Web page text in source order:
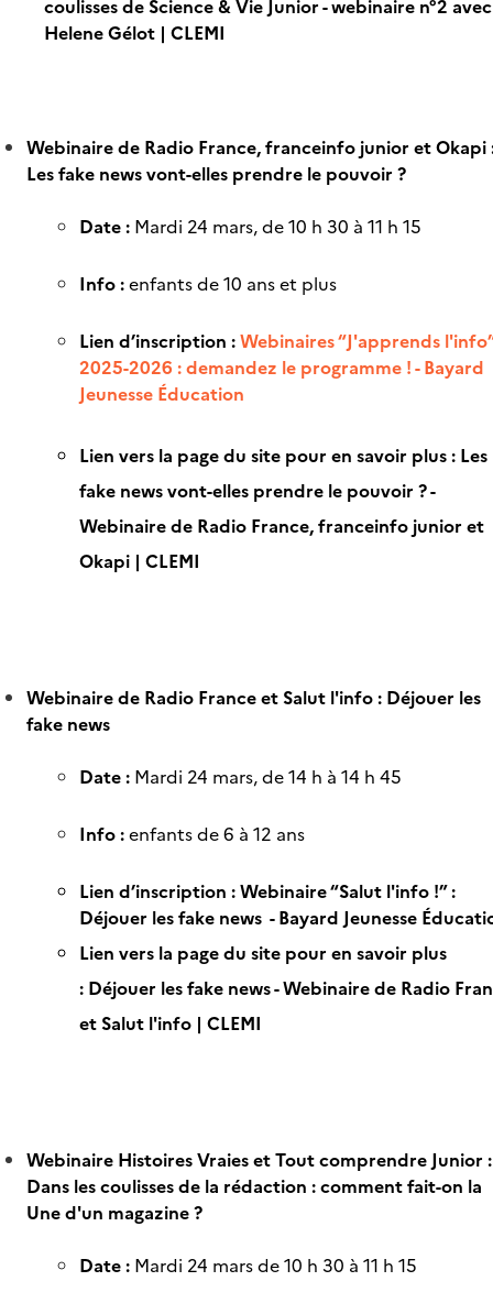
coulisses de Science & Vie Junior - webinaire n°2 avec
Helene Gélot | CLEMI
Webinaire de Radio France, franceinfo junior et Okapi
Les fake news vont-elles prendre le pouvoir ?
Date : Mardi 24 mars, de 10 h 30 à 11 h 15
Info :enfants de 10 ans et plus
Lien d’inscription :Webinaires “J'apprends
2025-2026 : demandez le programme ! - Bayard
Jeunesse Éducation
Lien vers la page du site pour en savoir plus : Les
fake news vont-elles prendre le pouvoir ? -
Webinaire de Radio France, franceinfo junior et
Okapi | CLEMI
Webinaire de Radio France et Salut l'info : Déjouer les
fake news
Date : Mardi 24 mars, de 14 h à 14 h 45
Info :enfants de 6 à 12 ans
Lien d’inscription :Webinaire “Salut l'info !” :
Déjouer les fake news - Bayard Jeunesse
Lien vers la page du site pour en savoir plus
: Déjouer les fake news - Webinaire de Radio
et Salut l'info | CLEMI
Webinaire Histoires Vraies et Tout comprendre Junior :
Dans les coulisses de la rédaction : comment fait-on la
Une d'un magazine ?
Date : Mardi 24 mars de 10 h 30 à 11 h 15